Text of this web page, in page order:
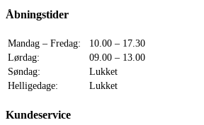
Åbningstider
Mandag – Fredag:
10.00 – 17.30
Lørdag:
09.00 – 13.00
Søndag:
Lukket
Helligedage:
Lukket
Kundeservice